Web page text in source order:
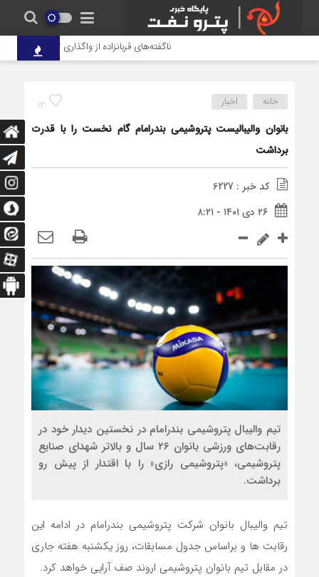
ناگفته‌های قربانزاده از واگذاری ۱۲ درصد هلدینگ خلیج فارس
13 خانه اخبار
بانوان والیبالیست پتروشیمی بندرامام گام نخست را با قدرت
برداشت
کد خبر : 6227
۲۶ دی ۱۴۰۱ - ۸:۲۱
تیم والیبال پتروشیمی بندرامام در نخستین دیدار خود در
رقابت‌های ورزشی بانوان ٢۶ سال و بالاتر شهدای صنایع
پتروشیمی، «پتروشیمی رازی» را با اقتدار از پیش رو
برداشت.
تیم والیبال بانوان شرکت پتروشیمی بندرامام در ادامه این
رقابت ها و براساس جدول مسابقات، روز یکشنبه هفته جاری
در مقابل تیم بانوان پتروشیمی اروند صف آرایی خواهد کرد.